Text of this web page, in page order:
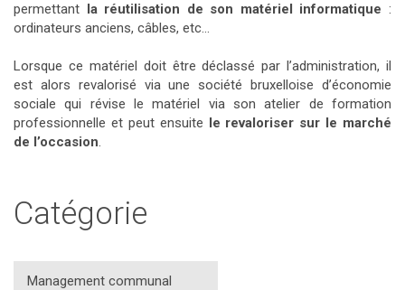
permettant la réutilisation de son matériel informatique :
ordinateurs anciens, câbles, etc…
Lorsque ce matériel doit être déclassé par l’administration, il
est alors revalorisé via une société bruxelloise d’économie
sociale qui révise le matériel via son atelier de formation
professionnelle et peut ensuite le revaloriser sur le marché
de l’occasion.
Catégorie
Management communal